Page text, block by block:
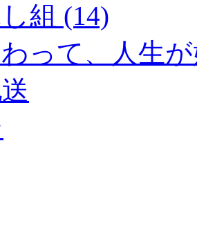
組 (14)
って、人生